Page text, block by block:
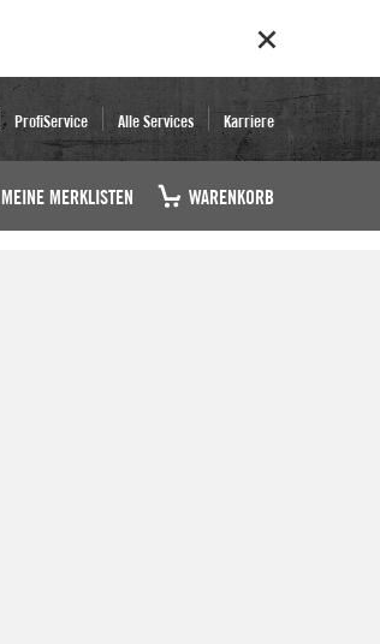
ProfiService Alle Services Karriere
MEINE MERKLISTEN WARENKORB